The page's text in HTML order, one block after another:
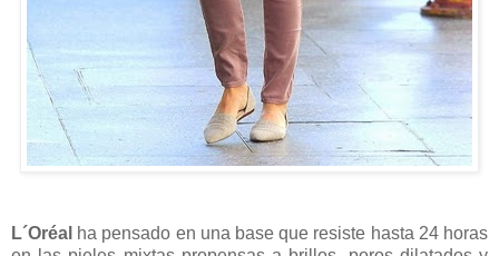
L´Oréal ha pensado en una base que resiste hasta 24 horas